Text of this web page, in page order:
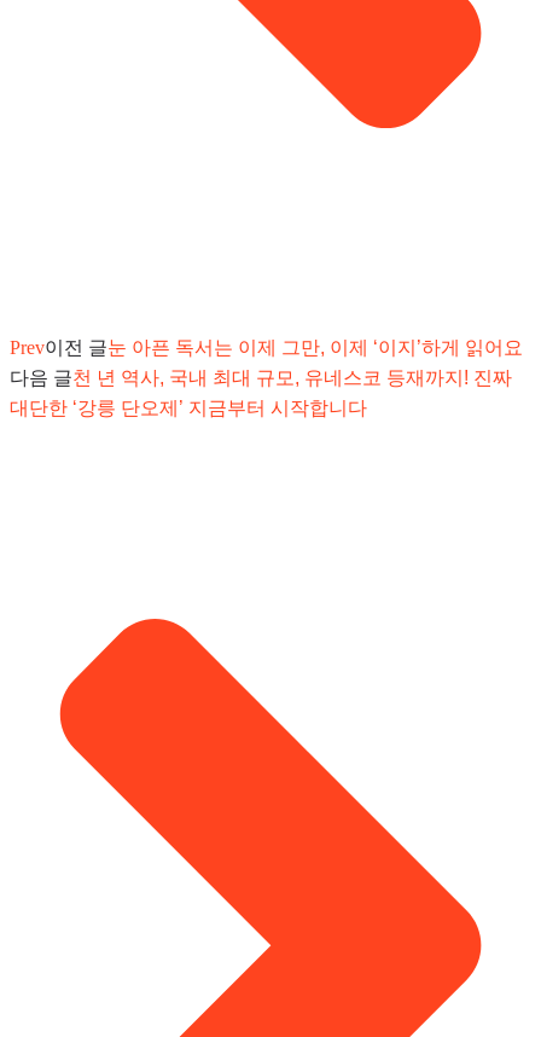
Prev이전 글눈 아픈 독서는 이제 그만, 이제 ‘이지’하게 읽어요
다음 글천 년 역사, 국내 최대 규모, 유네스코 등재까지! 진짜
대단한 ‘강릉 단오제’ 지금부터 시작합니다